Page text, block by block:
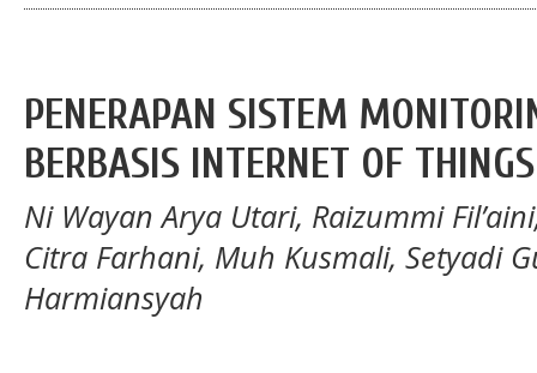
PENERAPAN SISTEM
BERBASIS INTERNET OF THINGS
Ni Wayan Arya Utari, Raizummi
Citra Farhani, Muh Kusmali, Setyadi
Harmiansyah